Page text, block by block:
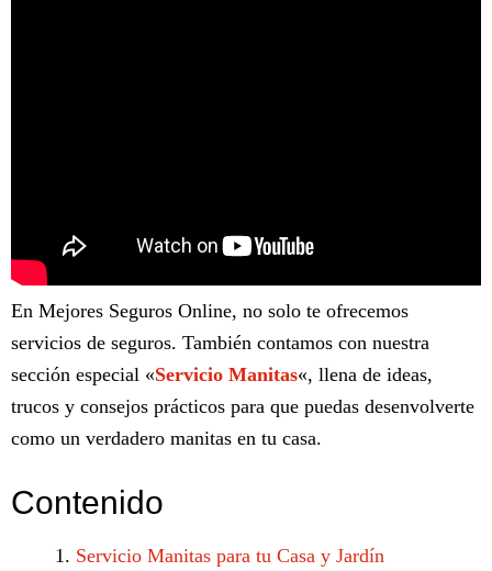
En Mejores Seguros Online, no solo te ofrecemos
servicios de seguros. También contamos con nuestra
sección especial «Servicio Manitas«, llena de ideas,
trucos y consejos prácticos para que puedas desenvolverte
como un verdadero manitas en tu casa.
Contenido
Servicio Manitas para tu Casa y Jardín